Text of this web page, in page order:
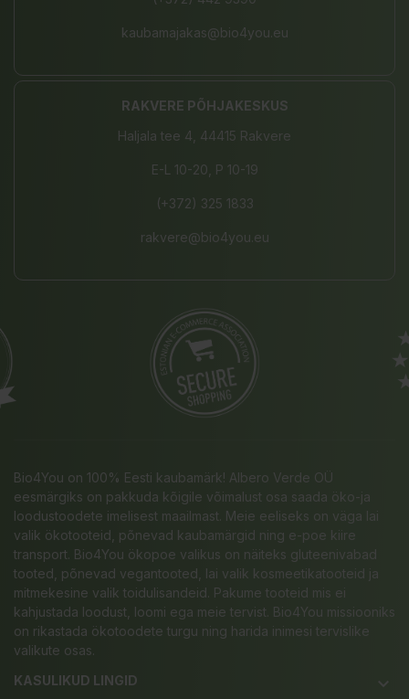
kaubamajakas@bio4you.eu
RAKVERE PÕHJAKESKUS
Haljala tee 4, 44415 Rakvere
E-L 10-20, P 10-19
(+372) 325 1833
rakvere@bio4you.eu
Bio4You on 100% Eesti kaubamärk! Albero Verde OÜ
eesmärgiks on pakkuda kõigile võimalust osa saada öko-ja
loodustoodete imelisest maailmast. Meie eeliseks on väga lai
valik ökotooteid, põnevad kaubamärgid ning e-poe kiire
transport. Bio4You ökopoe valikus on näiteks gluteenivabad
tooted, põnevad vegantooted, lai valik kosmeetikatooteid ja
mitmekesine valik toidulisandeid. Pakume tooteid mis ei
kahjustada loodust, loomi ega meie tervist. Bio4You missiooniks
on rikastada ökotoodete turgu ning harida inimesi tervislike
valikute osas.
KASULIKUD LINGID
keyboard_arrow_down